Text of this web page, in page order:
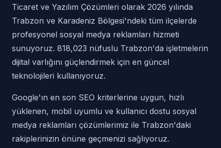
Ticaret ve Yazılım Çözümleri olarak 2026 yılında
Trabzon ve Karadeniz Bölgesi'ndeki tüm ilçelerde
profesyonel sosyal medya reklamları hizmeti
sunuyoruz. 818,023 nüfuslu Trabzon'da işletmelerin
dijital varlığını güçlendirmek için en güncel
teknolojileri kullanıyoruz.
Google'ın en son SEO kriterlerine uygun, hızlı
yüklenen, mobil uyumlu ve kullanıcı dostu sosyal
medya reklamları çözümlerimiz ile Trabzon'daki
rakiplerinizin önüne geçmenizi sağlıyoruz.